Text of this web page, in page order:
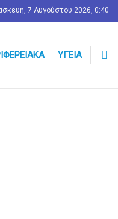
7 Αυγούστου 2026, 0:40
ΥΓΕΊΑ